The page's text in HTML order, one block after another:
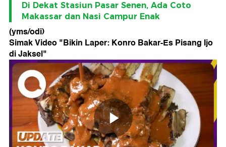
Di Dekat Stasiun Pasar Senen, Ada Coto
Makassar dan Nasi Campur Enak
(yms/odi)
Simak Video "Bikin Laper: Konro Bakar-Es Pisang Ijo
di Jaksel"